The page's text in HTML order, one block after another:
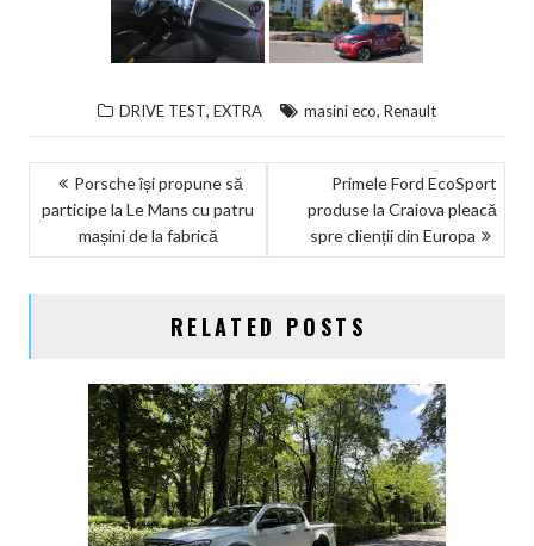
DRIVE TEST, EXTRA masini eco, Renault
NAVIGARE
ÎN
ARTICOLE
Porsche își propune să
participe la Le Mans cu patru
mașini de la fabrică
Primele Ford EcoSport
produse la Craiova pleacă
spre clienții din Europa
RELATED POSTS